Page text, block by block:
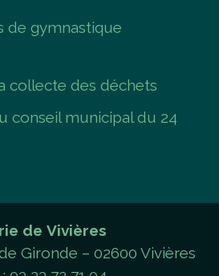
de gymnastique
collecte des déchets
conseil municipal du 24
de Vivières
Gironde – 02600 Vivières